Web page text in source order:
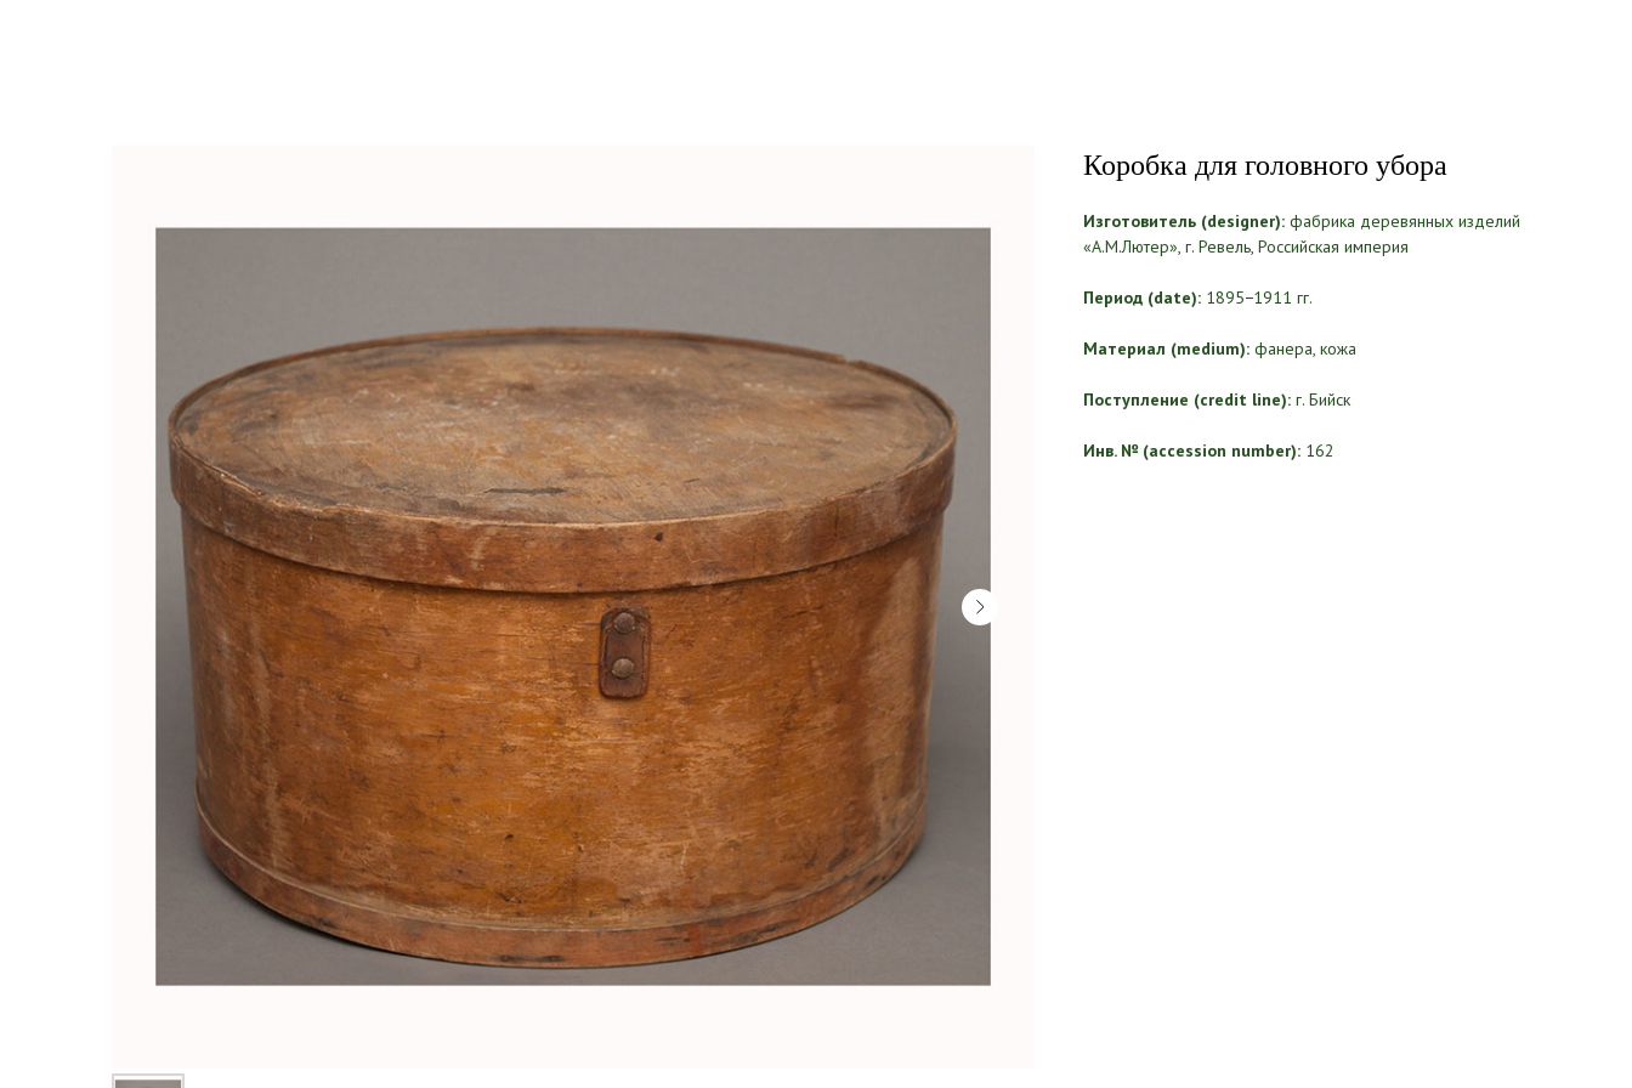
Коробка для головного убора
Изготовитель (designer): фабрика деревянных изделий
«А.М.Лютер», г. Ревель, Российская империя
Период (date): 1895−1911 гг.
Материал (medium): фанера, кожа
Поступление (credit line): г. Бийск
Инв. № (accession number): 162